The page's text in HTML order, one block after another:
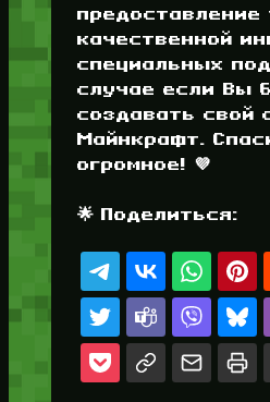
предоставление
качественной
специальных
случае если Вы
создавать свой
Майнкрафт.
огромное! 💜
🌟 Поделиться: